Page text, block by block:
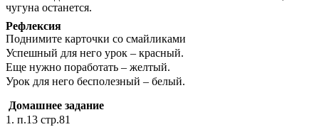
чугуна останется.
Рефлексия
Поднимите карточки со смайликами
Успешный для него урок – красный.
Еще нужно поработать – желтый.
Урок для него бесполезный – белый.
Домашнее задание
1. п.13 стр.81